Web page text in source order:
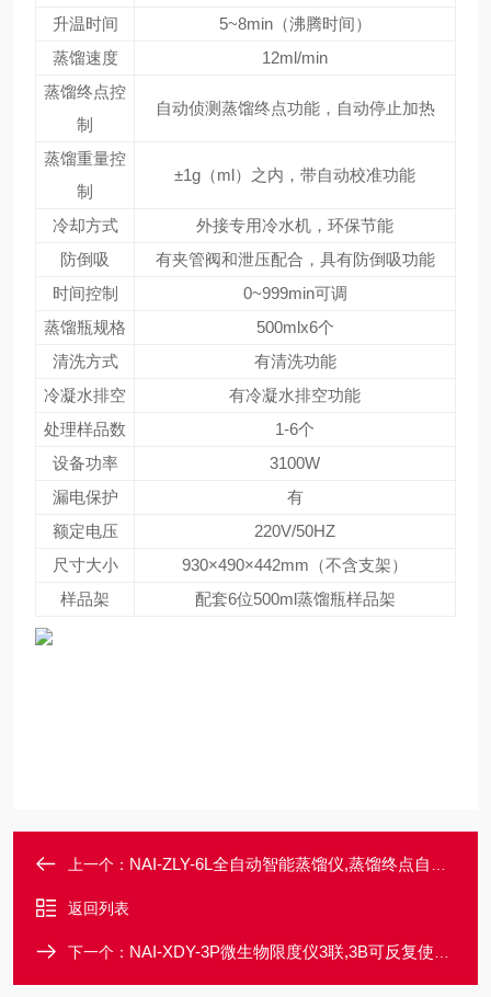
升温时间
5~8min（沸腾时间）
蒸馏速度
12ml/min
蒸馏终点控
制
自动侦测蒸馏终点功能，自动停止加热
蒸馏重量控
制
±1g（ml）之内，带自动校准功能
冷却方式
外接专用冷水机，环保节能
防倒吸
有夹管阀和泄压配合，具有防倒吸功能
时间控制
0~999min可调
蒸馏瓶规格
500mlx6个
清洗方式
有清洗功能
冷凝水排空
有冷凝水排空功能
处理样品数
1-6个
设备功率
3100W
漏电保护
有
额定电压
220V/50HZ
尺寸大小
930×490×442mm（不含支架）
样品架
配套6位500ml蒸馏瓶样品架
上一个： NAI-ZLY-6L全自动智能蒸馏仪,蒸馏终点自动控制
返回列表
下一个： NAI-XDY-3P微生物限度仪3联,3B可反复使用滤杯